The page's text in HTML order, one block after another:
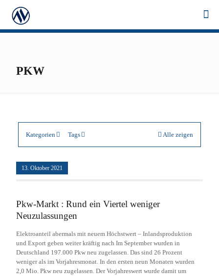
PKW
Kategorien Tags Alle zeigen
13. Oktober 2021
Pkw-Markt : Rund ein Viertel weniger
Neuzulassungen
Elektroanteil abermals mit neuem Höchstwert – Inlandsproduktion
und Export geben weiter kräftig nach Im September wurden in
Deutschland 197.000 Pkw neu zugelassen. Das sind 26 Prozent
weniger als im Vorjahresmonat. In den ersten neun Monaten wurden
2,0 Mio. Pkw neu zugelassen. Der Vorjahreswert wurde damit um